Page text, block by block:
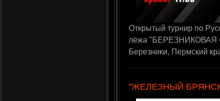
Открытый турнир по
лёжа "БЕРЕЗНИКОВАЯ
Березники, Пермский
"ЖЕЛЕЗНЫЙ